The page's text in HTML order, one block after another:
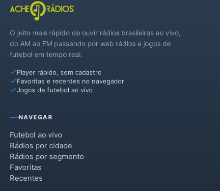
O jeito mais rápido de ouvir rádios brasileiras ao vivo,
do AM ao FM passando por web rádios e jogos de
futebol em tempo real.
Player rápido, sem cadastro
Favoritas e recentes no navegador
Jogos de futebol ao vivo
NAVEGAR
Futebol ao vivo
Rádios por cidade
Rádios por segmento
Favoritas
Recentes